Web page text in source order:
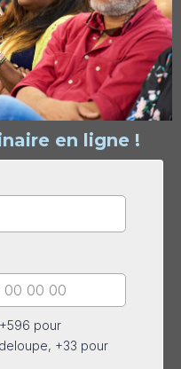
en ligne !
pour
+33 pour